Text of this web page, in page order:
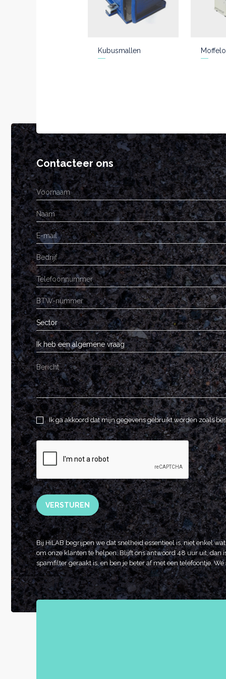
Kubusmallen
Contacteer ons
Sector
Ik heb een algemene vraag
Ik ga akkoord dat mijn gegevens gebruikt worden zoals
VERSTUREN
Bij HiLAB begrijpen we dat snelheid essentieel is, niet enkel
om onze klanten te helpen. Blijft ons antwoord 48 uur uit, dan
spamfilter geraakt is, en ben je beter af met een telefoontje.